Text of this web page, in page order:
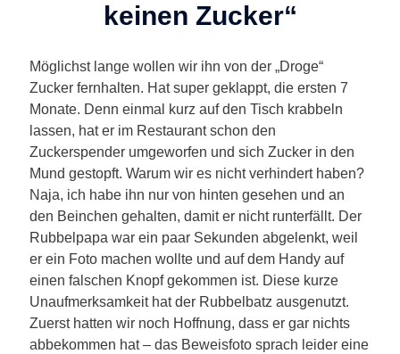
keinen Zucker“
Möglichst lange wollen wir ihn von der „Droge“
Zucker fernhalten. Hat super geklappt, die ersten 7
Monate. Denn einmal kurz auf den Tisch krabbeln
lassen, hat er im Restaurant schon den
Zuckerspender umgeworfen und sich Zucker in den
Mund gestopft. Warum wir es nicht verhindert haben?
Naja, ich habe ihn nur von hinten gesehen und an
den Beinchen gehalten, damit er nicht runterfällt. Der
Rubbelpapa war ein paar Sekunden abgelenkt, weil
er ein Foto machen wollte und auf dem Handy auf
einen falschen Knopf gekommen ist. Diese kurze
Unaufmerksamkeit hat der Rubbelbatz ausgenutzt.
Zuerst hatten wir noch Hoffnung, dass er gar nichts
abbekommen hat – das Beweisfoto sprach leider eine